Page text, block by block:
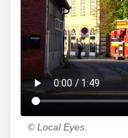
© Local Eyes.